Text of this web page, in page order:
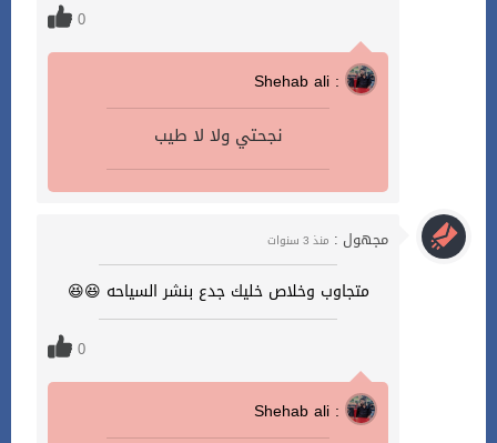
0
Shehab ali :
نجحتي ولا لا طيب
مجهول : منذ 3 سنوات
متجاوب وخلاص خليك جدع بنشر السياحه 😆😆
0
Shehab ali :